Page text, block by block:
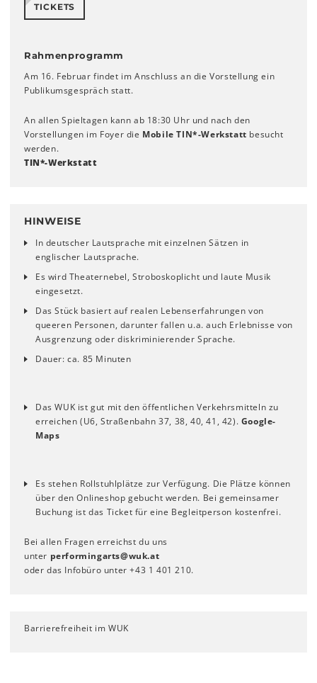
TICKETS
Rahmenprogramm
Am 16. Februar findet im Anschluss an die Vorstellung ein
Publikumsgespräch statt.
An allen Spieltagen kann ab 18:30 Uhr und nach den
Vorstellungen im Foyer die Mobile TIN*-Werkstatt besucht
werden.
TIN*-Werkstatt
HINWEISE
In deutscher Lautsprache mit einzelnen Sätzen in
englischer Lautsprache.
Es wird Theaternebel, Stroboskoplicht und laute Musik
eingesetzt.
Das Stück basiert auf realen Lebenserfahrungen von
queeren Personen, darunter fallen u.a. auch Erlebnisse von
Ausgrenzung oder diskriminierender Sprache.
Dauer: ca. 85 Minuten
Das WUK ist gut mit den öffentlichen Verkehrsmitteln zu
erreichen (U6, Straßenbahn 37, 38, 40, 41, 42). Google-
Maps
Es stehen Rollstuhlplätze zur Verfügung. Die Plätze können
über den Onlineshop gebucht werden. Bei gemeinsamer
Buchung ist das Ticket für eine Begleitperson kostenfrei.
Bei allen Fragen erreichst du uns
unter performingarts@wuk.at
oder das Infobüro unter +43 1 401 210.
Barrierefreiheit im WUK